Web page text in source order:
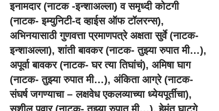
इनामदार (नाटक -इन्शाअल्ला) व समृध्दी कोटगी
(नाटक- इम्युनिटी-द व्हाईस ऑफ टॉलरन्स),
अभिनयासाठी गुणवत्ता प्रमाणपत्रे अक्षता सुर्वे (नाटक-
इन्शाअल्ला), शांती बावकर (नाटक- तुझ्या रुपात मी…),
अपूर्वा बावकर (नाटक- घर त्या तिघांचं), अमिषा घाग
(नाटक- तुझ्या रुपात मी…), अंकिता आग्रे (नाटक-
संघर्ष जगण्याचा – लक्षवेध एकलव्याच्या ध्येयपूर्तीचा),